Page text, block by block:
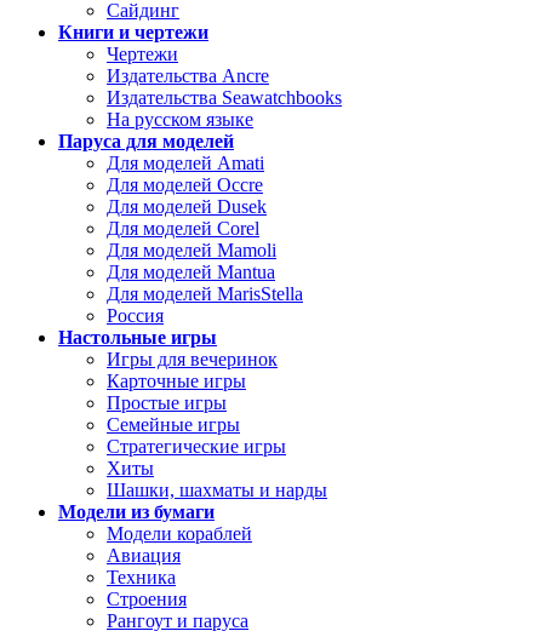
Сайдинг
Книги и чертежи
Чертежи
Издательства Ancre
Издательства Seawatchbooks
На русском языке
Паруса для моделей
Для моделей Amati
Для моделей Occre
Для моделей Dusek
Для моделей Corel
Для моделей Mamoli
Для моделей Mantua
Для моделей MarisStella
Россия
Настольные игры
Игры для вечеринок
Карточные игры
Простые игры
Семейные игры
Стратегические игры
Хиты
Шашки, шахматы и нарды
Модели из бумаги
Модели кораблей
Авиация
Техника
Строения
Рангоут и паруса